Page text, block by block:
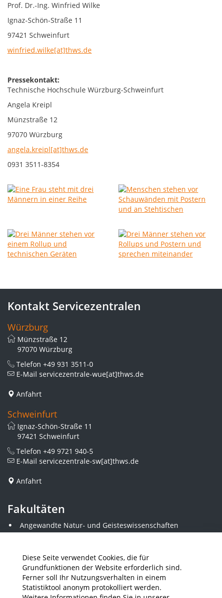
Diese Seite verwendet Cookies, die für
Grundfunktionen der Website erforderlich sind.
Ferner soll Ihr Nutzungsverhalten in einem
Statistiktool anonym protokolliert werden.
Prof. Dr.-Ing. Winfried Wilke
Ignaz-Schön-Straße 11
97421 Schweinfurt
winfried.wilke[at]thws.de
Pressekontakt:
Technische Hochschule Würzburg-Schweinfurt
Angela Kreipl
Münzstraße 12
97070 Würzburg
angela.kreipl[at]thws.de
0931 3511-8354
Kontakt Servicezentralen
Würzburg
Münzstraße 12
97070 Würzburg
Telefon +49 931 3511-0
E-Mail servicezentrale-wue[at]thws.de
Anfahrt
Schweinfurt
Ignaz-Schön-Straße 11
97421 Schweinfurt
Telefon +49 9721 940-5
E-Mail servicezentrale-sw[at]thws.de
Anfahrt
Fakultäten
Angewandte Natur- und Geisteswissenschaften
Angewandte Sozialwissenschaften
Elektrotechnik
Gestaltung
Informatik und Wirtschaftsinformatik
Kunststofftechnik und Vermessung
Maschinenbau